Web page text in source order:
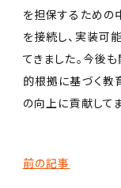
を担保するための
を接続し、実装可
てきました。今後
的根拠に基づく教
の向上に貢献して
前の記事